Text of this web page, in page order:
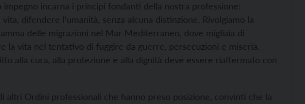
incarna i principi fondanti della nostra professione:
difendere l’umanità, senza alcuna distinzione. Rivolgiamo la
delle migrazioni nel Mar Mediterraneo, dove migliaia di
la vita nel tentativo di fuggire da guerre, persecuzioni e miseria.
alla cura, alla protezione e alla dignità deve essere riaffermato con
altri Ordini professionali che hanno preso posizione, convinti che la